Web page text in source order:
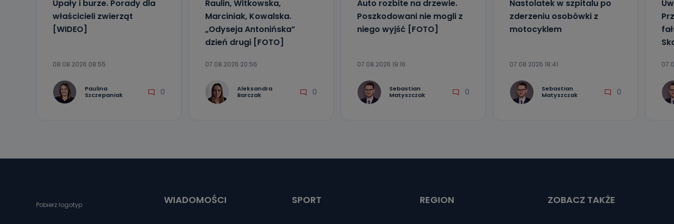
Upały i burze. Porady dla
właścicieli zwierząt
[WIDEO]
08.08.2026 08:55
Paulina
Szczepaniak
0
Raulin, Witkowska,
Marciniak, Kowalska.
„Odyseja Antonińska”
dzień drugi [FOTO]
07.08.2026 20:56
Aleksandra
Barczak
0
Auto rozbite na drzewie.
Poszkodowani nie mogli z
niego wyjść [FOTO]
07.08.2026 19:16
Sebastian
Matyszczak
0
Nastolatek w szpitalu po
zderzeniu osobówki z
motocyklem
07.08.2026 18:41
Sebastian
Matyszczak
0
Pobierz logotyp WIADOMOŚCI SPORT REGION ZOBACZ TAKŻE